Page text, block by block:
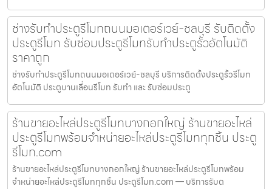
ช่างรับทำประตูรีโมทถนนมอเตอร์เวย์-ชลบุรี รับติดตั้ง
ประตูรีโมท รับซ่อมประตูรีโมทรับทำประตูรั้วอัตโนมัติ
ราคาถูก
ช่างรับทำประตูรีโมทถนนมอเตอร์เวย์-ชลบุรี บริการติดตั้งประตูรั้วรีโมท
อัตโนมัติ ประตูบานเลื่อนรีโมท รับทำ และ รับซ่อมประตู
ร้านขายอะไหล่ประตูรีโมทบางกอกใหญ่ ร้านขายอะไหล่
ประตูรีโมทพร้อมจำหน่ายอะไหล่ประตูรีโมททุกชิ้น ประตู
รีโมท.com
ร้านขายอะไหล่ประตูรีโมทบางกอกใหญ่ ร้านขายอะไหล่ประตูรีโมทพร้อม
จำหน่ายอะไหล่ประตูรีโมททุกชิ้น ประตูรีโมท.com — บริการรับต